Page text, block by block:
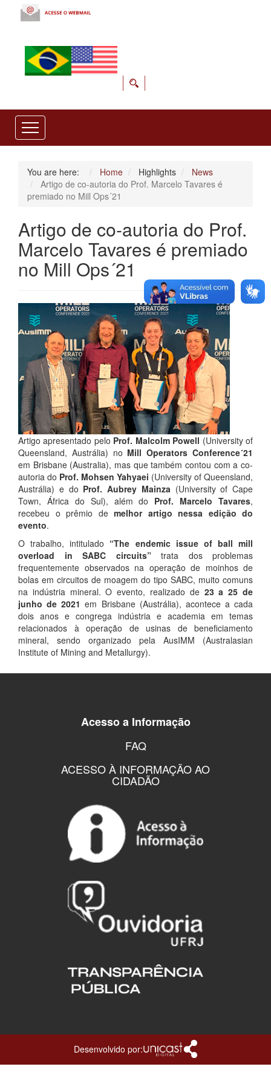
You are here: Home Highlights
News
Artigo de co-autoria do Prof. Marcelo Tavares é
premiado no Mill Ops´21
Artigo de co-autoria do Prof.
Marcelo Tavares é premiado
no Mill Ops´21
Artigo apresentado pelo Prof. Malcolm Powell (University of
Queensland, Austrália) no Mill Operators Conference´21
em Brisbane (Australia), mas que também contou com a co-
autoria do Prof. Mohsen Yahyaei (University of Queensland,
Austrália) e do Prof. Aubrey Mainza (University of Cape
Town, África do Sul), além do Prof. Marcelo Tavares,
recebeu o prêmio demelhor artigo nessa edição do
evento.
O trabalho, intitulado “The endemic issue of ball mill
overload in SABC circuits”trata dos problemas
frequentemente observados na operação de moinhos de
bolas em circuitos de moagem do tipo SABC, muito comuns
na indústria mineral. O evento, realizado de 23 a 25 de
junho de 2021 em Brisbane (Austrália), acontece a cada
dois anos e congrega indústria e academia em temas
relacionados à operação de usinas de beneficiamento
mineral, sendo organizado pela AusIMM (Australasian
Institute of Mining and Metallurgy).
Acesso a Informação
FAQ
ACESSO À INFORMAÇÃO AO
CIDADÃO
Desenvolvido por: